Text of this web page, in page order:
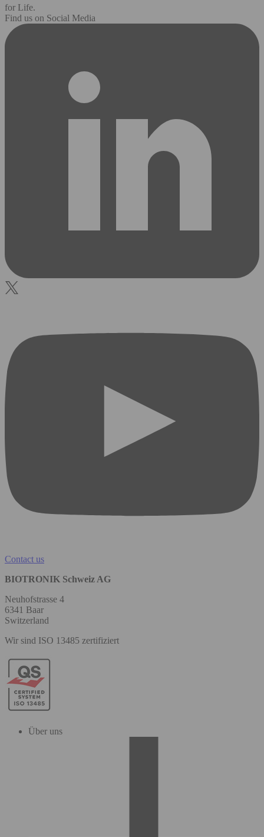
for Life.
Find us on Social Media
Contact us
BIOTRONIK Schweiz AG
Neuhofstrasse 4
6341 Baar
Switzerland
Wir sind ISO 13485 zertifiziert
Über uns